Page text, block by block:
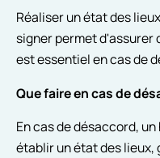
Réaliser un état des
signer permet d'assurer
est essentiel en cas de
Que faire en cas de
En cas de désaccord,
établir un état des